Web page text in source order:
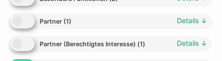
Anlageberatung darstellen. Es ist wichtig, dass Sie Ihre
eigenen Recherchen durchführen und sich von einem
qualifizierten Anlageberater beraten lassen, bevor Sie
Partner (1) Details ↓
Partner (Berechtigtes Interesse) (1) Details ↓